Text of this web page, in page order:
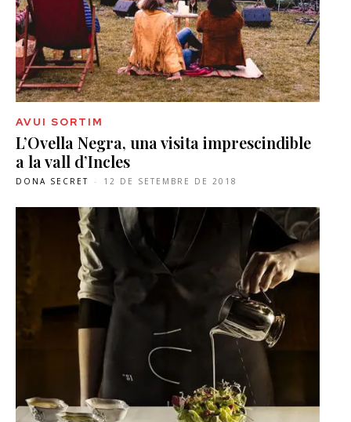
AVUI SORTIM
L’Ovella Negra, una visita imprescindible
a la vall d’Incles
DONA SECRET - 12 DE SETEMBRE DE 2018